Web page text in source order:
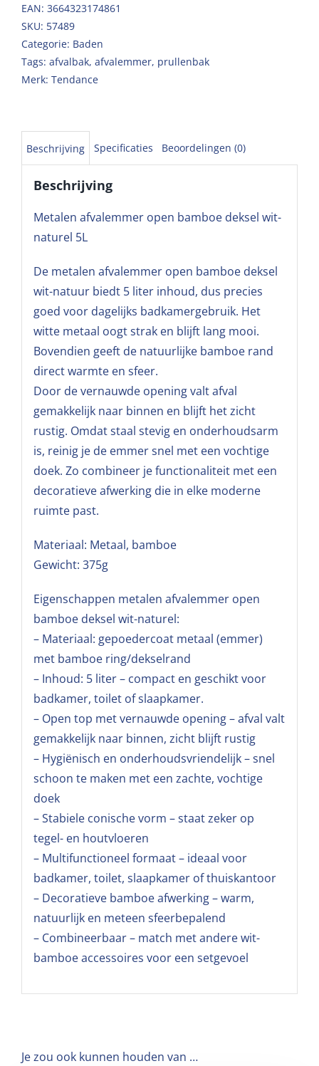
EAN: 3664323174861
SKU: 57489
Categorie: Baden
Tags: afvalbak, afvalemmer, prullenbak
Merk: Tendance
Beschrijving Specificaties Beoordelingen (0)
Beschrijving
Metalen afvalemmer open bamboe deksel wit-
naturel 5L
De metalen afvalemmer open bamboe deksel
wit-natuur biedt 5 liter inhoud, dus precies
goed voor dagelijks badkamergebruik. Het
witte metaal oogt strak en blijft lang mooi.
Bovendien geeft de natuurlijke bamboe rand
direct warmte en sfeer.
Door de vernauwde opening valt afval
gemakkelijk naar binnen en blijft het zicht
rustig. Omdat staal stevig en onderhoudsarm
is, reinig je de emmer snel met een vochtige
doek. Zo combineer je functionaliteit met een
decoratieve afwerking die in elke moderne
ruimte past.
Materiaal: Metaal, bamboe
Gewicht: 375g
Eigenschappen metalen afvalemmer open
bamboe deksel wit-naturel:
– Materiaal: gepoedercoat metaal (emmer)
met bamboe ring/dekselrand
– Inhoud: 5 liter – compact en geschikt voor
badkamer, toilet of slaapkamer.
– Open top met vernauwde opening – afval valt
gemakkelijk naar binnen, zicht blijft rustig
– Hygiënisch en onderhoudsvriendelijk – snel
schoon te maken met een zachte, vochtige
doek
– Stabiele conische vorm – staat zeker op
tegel- en houtvloeren
– Multifunctioneel formaat – ideaal voor
badkamer, toilet, slaapkamer of thuiskantoor
– Decoratieve bamboe afwerking – warm,
natuurlijk en meteen sfeerbepalend
– Combineerbaar – match met andere wit-
bamboe accessoires voor een setgevoel
Je zou ook kunnen houden van …